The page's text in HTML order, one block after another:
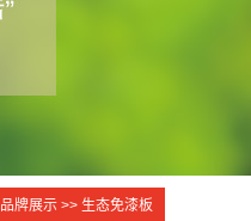
品牌展示 >> 生态免漆板